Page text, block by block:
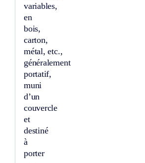
variables,
en
bois,
carton,
métal, etc.,
généralement
portatif,
muni
d’un
couvercle
et
destiné
à
porter